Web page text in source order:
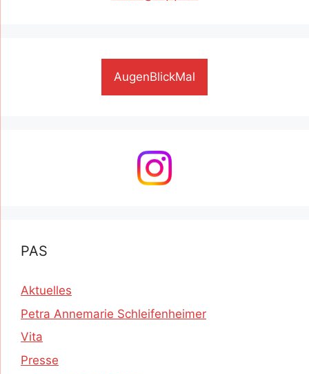
AugenBlickMal
PAS
Aktuelles
Petra Annemarie Schleifenheimer
Vita
Presse